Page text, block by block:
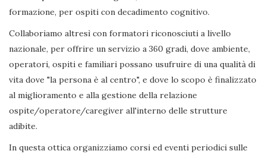
formazione, per ospiti con decadimento cognitivo.
Collaboriamo altresì con formatori riconosciuti a livello
nazionale, per offrire un servizio a 360 gradi, dove ambiente,
operatori, ospiti e familiari possano usufruire di una qualità di
vita dove "la persona è al centro", e dove lo scopo è finalizzato
al miglioramento e alla gestione della relazione
ospite/operatore/caregiver all'interno delle strutture
adibite.
In questa ottica organizziamo corsi ed eventi periodici sulle